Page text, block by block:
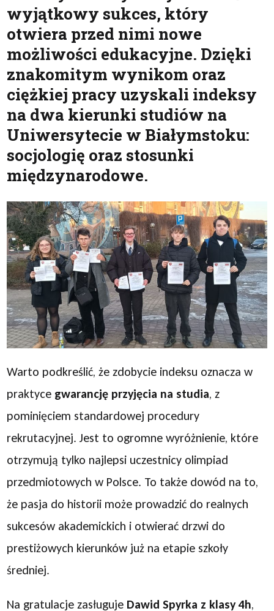
wyjątkowy sukces, który
otwiera przed nimi nowe
możliwości edukacyjne. Dzięki
znakomitym wynikom oraz
ciężkiej pracy uzyskali indeksy
na dwa kierunki studiów na
Uniwersytecie w Białymstoku:
socjologię oraz stosunki
międzynarodowe.
Warto podkreślić, że zdobycie indeksu oznacza w
praktyce gwarancję przyjęcia na studia, z
pominięciem standardowej procedury
rekrutacyjnej. Jest to ogromne wyróżnienie, które
otrzymują tylko najlepsi uczestnicy olimpiad
przedmiotowych w Polsce. To także dowód na to,
że pasja do historii może prowadzić do realnych
sukcesów akademickich i otwierać drzwi do
prestiżowych kierunków już na etapie szkoły
średniej.
Na gratulacje zasługuje Dawid Spyrka z klasy 4h,